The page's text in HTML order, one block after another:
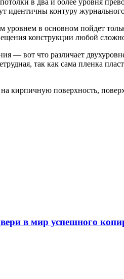
идентичны контуру
в основном пойдет
конструкции любой
— вот что различает
так как сама пленка
поверхность,
в мир успешного